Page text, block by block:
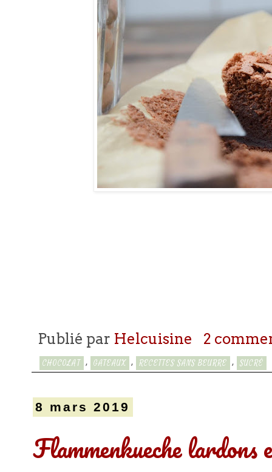
Publié par Helcuisine 2
CHOCOLAT , GATEAUX , RECETTES SANS BEURRE , SUCRÉ
8 mars 2019
Flammenkueche lardons